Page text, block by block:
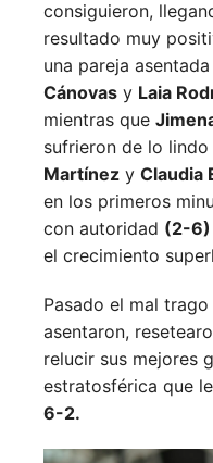
consiguieron,
resultado muy
una pareja
Cánovas y Laia
mientras que
sufrieron de lo
Martínez y Claudia
en los primeros
con autoridad (2-6)
el crecimiento
Pasado el mal
asentaron,
relucir sus mejores
estratosférica que
6-2.